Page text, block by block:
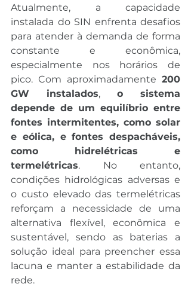
Atualmente, a capacidade
instalada do SIN enfrenta desafios
para atender à demanda de forma
constante e econômica,
especialmente nos horários de
pico. Com aproximadamente 200
GW instalados, o sistema
depende de um equilíbrio entre
fontes intermitentes, como solar
e eólica, e fontes despacháveis,
como hidrelétricas e
termelétricas. No entanto,
condições hidrológicas adversas e
o custo elevado das termelétricas
reforçam a necessidade de uma
alternativa flexível, econômica e
sustentável, sendo as baterias a
solução ideal para preencher essa
lacuna e manter a estabilidade da
rede.